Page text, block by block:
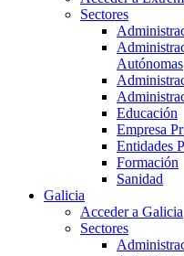
Sectores
Autónomas
Educación
Empresa
Entidades
Formación
Sanidad
Galicia
Acceder a Galicia
Sectores